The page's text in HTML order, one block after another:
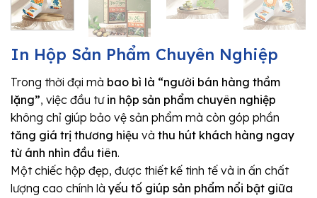
In Hộp Sản Phẩm Chuyên Nghiệp
Trong thời đại mà bao bì là “người bán hàng thầm
lặng”, việc đầu tư in hộp sản phẩm chuyên nghiệp
không chỉ giúp bảo vệ sản phẩm mà còn góp phần
tăng giá trị thương hiệu và thu hút khách hàng ngay
từ ánh nhìn đầu tiên.
Một chiếc hộp đẹp, được thiết kế tinh tế và in ấn chất
lượng cao chính là yếu tố giúp sản phẩm nổi bật giữa